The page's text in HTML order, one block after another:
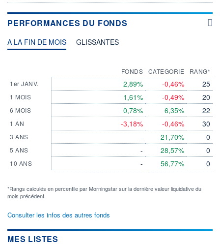
PERFORMANCES DU FONDS
A LA FIN DE MOIS GLISSANTES
1er JANV.
1 MOIS
6 MOIS
1 AN
3 ANS
5 ANS
10 ANS
FONDS
2,89%
1,61%
0,78%
-3,18%
-
-
-
CATEGORIE
-0,46%
-0,49%
6,35%
-0,46%
21,70%
28,57%
56,77%
RANG*
25
20
22
30
0
0
0
*Rangs calculés en percentile par Morningstar sur la dernière valeur liquidative du
mois précédent.
Consulter les infos des autres fonds
MES LISTES